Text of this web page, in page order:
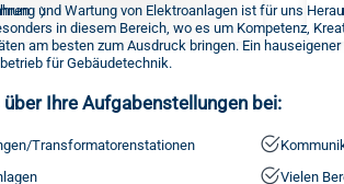
und Wartung von Elektroanlagen ist für uns
in diesem Bereich, wo es um Kompetenz,
am besten zum Ausdruck bringen. Ein
für Gebäudetechnik.
Ihre Aufgabenstellungen bei:
Transformatorenstationen
Vielen